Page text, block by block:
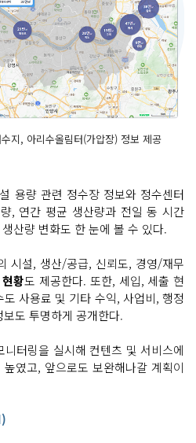
지, 아리수올림터(가압장) 정보 제공
용량 관련 정수장 정보와 정수센터
, 연간 평균 생산량과 전일 동 시간
산량 변화도 한 눈에 볼 수 있다.
시설, 생산/공급, 신뢰도, 경영/재무
황도 제공한다. 또한, 세입, 세출 현
사용료 및 기타 수익, 사업비, 행정
도 투명하게 공개한다.
터링을 실시해 컨텐츠 및 서비스에
였고, 앞으로도 보완해나갈 계획이